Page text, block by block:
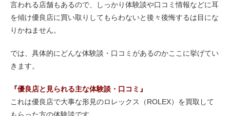
言われる店舗もあるので、しっかり体験談や口コミ情報などに耳
を傾け優良店に買い取りしてもらわないと後々後悔するは目にな
りかねません。
では、具体的にどんな体験談・口コミがあるのかここに挙げてい
きます。
『優良店と見られる主な体験談・口コミ』
これは優良店で大事な形見のロレックス（ROLEX）を買取して